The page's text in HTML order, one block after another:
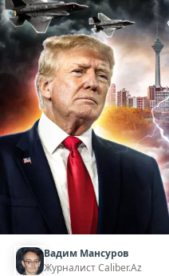
Вадим Мансуров
Журналист Caliber.Az